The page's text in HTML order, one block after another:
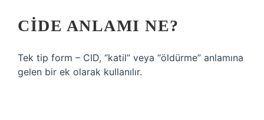
CIDE ANLAMI NE?
Tek tip form – CID, “katil” veya “öldürme” anlamına
gelen bir ek olarak kullanılır.